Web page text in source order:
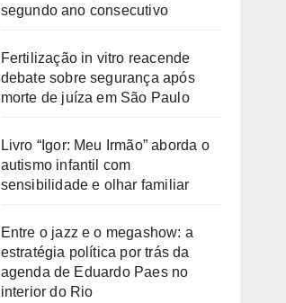
segundo ano consecutivo
Fertilização in vitro reacende
debate sobre segurança após
morte de juíza em São Paulo
Livro “Igor: Meu Irmão” aborda o
autismo infantil com
sensibilidade e olhar familiar
Entre o jazz e o megashow: a
estratégia política por trás da
agenda de Eduardo Paes no
interior do Rio